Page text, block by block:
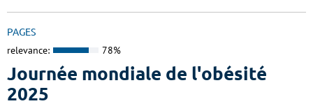
PAGES
relevance: 78%
Journée mondiale de l'obésité
2025